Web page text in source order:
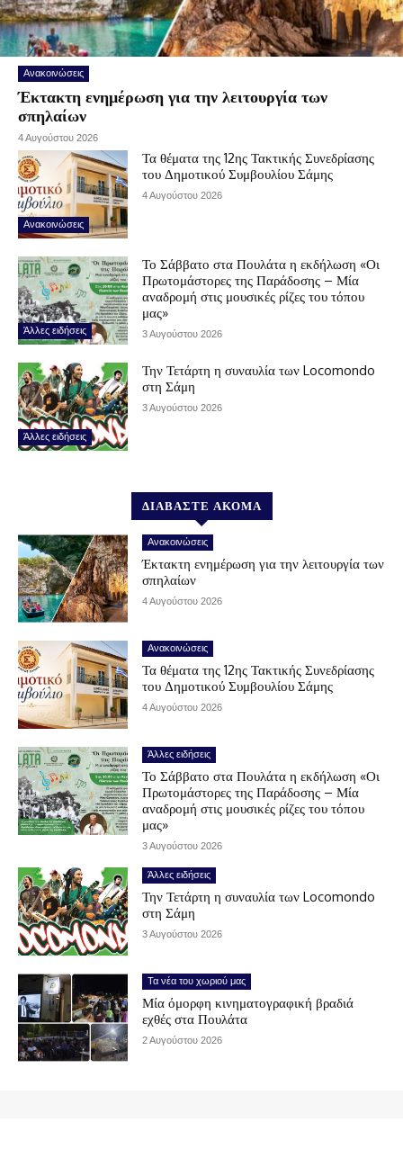
Ανακοινώσεις
Έκτακτη ενημέρωση για την λειτουργία των
σπηλαίων
4 Αυγούστου 2026
Ανακοινώσεις
Τα θέματα της 12ης Τακτικής Συνεδρίασης
του Δημοτικού Συμβουλίου Σάμης
4 Αυγούστου 2026
Άλλες ειδήσεις
Το Σάββατο στα Πουλάτα η εκδήλωση «Οι
Πρωτομάστορες της Παράδοσης – Μία
αναδρομή στις μουσικές ρίζες του τόπου
μας»
3 Αυγούστου 2026
Άλλες ειδήσεις
Την Τετάρτη η συναυλία των Locomondo
στη Σάμη
3 Αυγούστου 2026
ΔΙΑΒΑΣΤΕ ΑΚΟΜΑ
Ανακοινώσεις
Έκτακτη ενημέρωση για την λειτουργία των
σπηλαίων
4 Αυγούστου 2026
Ανακοινώσεις
Τα θέματα της 12ης Τακτικής Συνεδρίασης
του Δημοτικού Συμβουλίου Σάμης
4 Αυγούστου 2026
Άλλες ειδήσεις
Το Σάββατο στα Πουλάτα η εκδήλωση «Οι
Πρωτομάστορες της Παράδοσης – Μία
αναδρομή στις μουσικές ρίζες του τόπου
μας»
3 Αυγούστου 2026
Άλλες ειδήσεις
Την Τετάρτη η συναυλία των Locomondo
στη Σάμη
3 Αυγούστου 2026
Τα νέα του χωριού μας
Μία όμορφη κινηματογραφική βραδιά
εχθές στα Πουλάτα
2 Αυγούστου 2026